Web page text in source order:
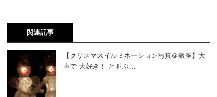
関連記事
【クリスマスイルミネーション写真＠銀座】大
声で”大好き！”と叫ぶ…